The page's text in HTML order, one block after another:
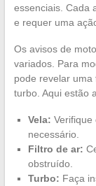
essenciais. Cada
e requer uma
Os avisos de
variados. Para
pode revelar
turbo. Aqui estão
Vela: Verifique
necessário.
Filtro de ar:
obstruído.
Turbo: Faça